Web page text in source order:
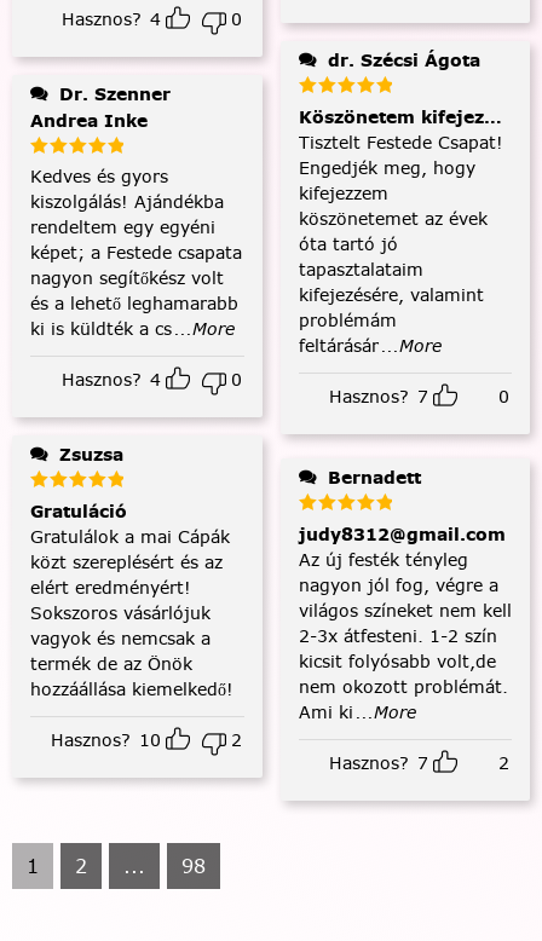
Hasznos? 4 0
Andrea Inke
Kedves és gyors
kiszolgálás! Ajándékba
rendeltem egy egyéni
képet; a Festede csapata
nagyon segítőkész volt
és a lehető leghamarabb
ki is küldték a cs...More
Hasznos? 4 0
Zsuzsa
Gratuláció
Gratulálok a mai Cápák
közt szereplésért és az
elért eredményért!
Sokszoros vásárlójuk
vagyok és nemcsak a
termék de az Önök
hozzáállása kiemelkedő!
Hasznos? 10 2
dr. Szécsi Ágota
Köszönetem kifejezése
Tisztelt Festede Csapat!
Engedjék meg, hogy
kifejezzem
köszönetemet az évek
óta tartó jó
tapasztalataim
kifejezésére, valamint
problémám
feltárásár...More
Hasznos? 7 0
Bernadett
judy8312@gmail.com
Az új festék tényleg
nagyon jól fog, végre a
világos színeket nem kell
2-3x átfesteni. 1-2 szín
kicsit folyósabb volt,de
nem okozott problémát.
Ami ki ...More
Hasznos? 7 2
1 2 ... 98